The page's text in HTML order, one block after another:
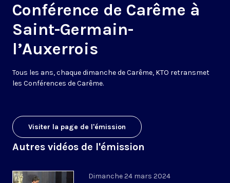
Conférence de Carême à
Saint-Germain-
l’Auxerrois
Tous les ans, chaque dimanche de Carême, KTO retransmet
les Conférences de Carême.
Visiter la page de l'émission
Autres vidéos de l'émission
Dimanche 24 mars 2024